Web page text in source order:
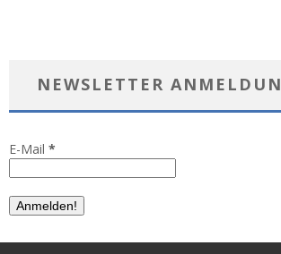
NEWSLETTER
E-Mail *